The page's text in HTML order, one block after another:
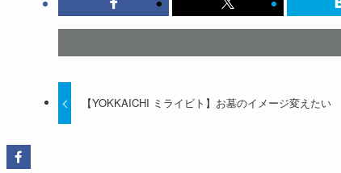
【YOKKAICHI ミライビト】お墓のイメージ変えたい